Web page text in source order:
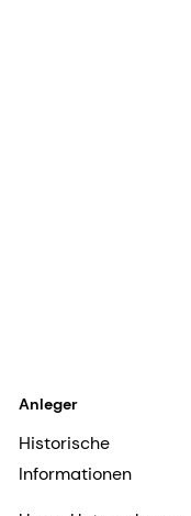
Anleger
Historische
Informationen